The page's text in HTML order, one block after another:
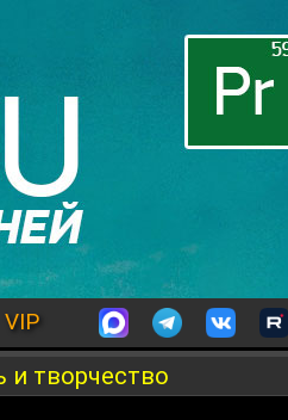
VIP
и творчество